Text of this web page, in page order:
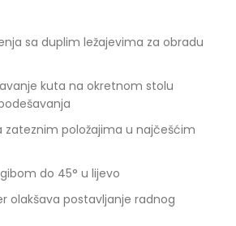
sa duplim ležajevima za obradu
kuta na okretnom stolu
zateznim položajima u najčešćim
do 45° u lijevo
olakšava postavljanje radnog